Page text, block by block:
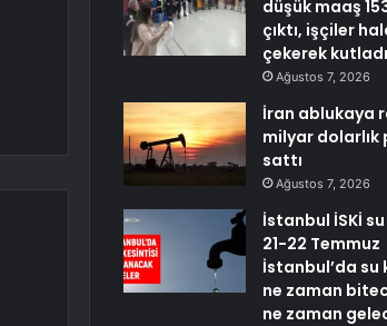
düşük maaş
çıktı, işçiler
çekerek kutladı
Ağustos 7, 2026
İran ablukaya
milyar dolarlık
sattı
Ağustos 7, 2026
İstanbul İSKİ
21-22 Temmuz
İstanbul’da su
ne zaman
ne zaman